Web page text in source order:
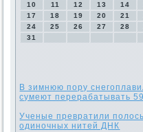
10
11 12 13 14
17
18 19 20 21
24
25 26 27 28
31
В зимнюю пору
сумеют перерабатывать
Ученые превратили
одиночных нитей ДНК